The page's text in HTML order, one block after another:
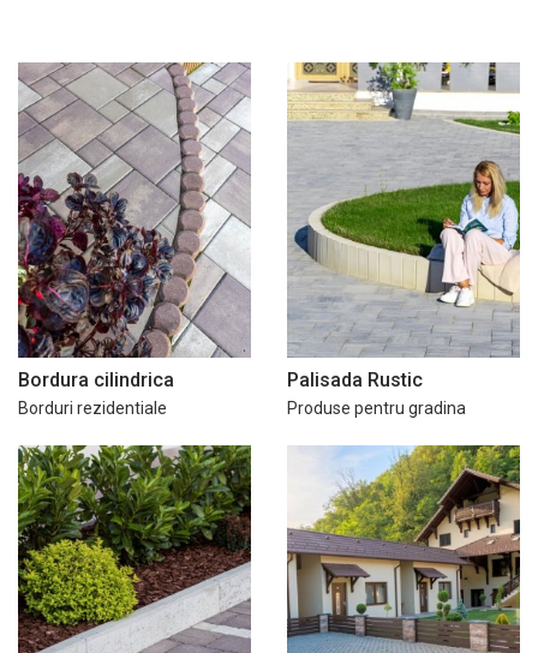
Bordura cilindrica
Borduri rezidentiale
Palisada Rustic
Produse pentru gradina